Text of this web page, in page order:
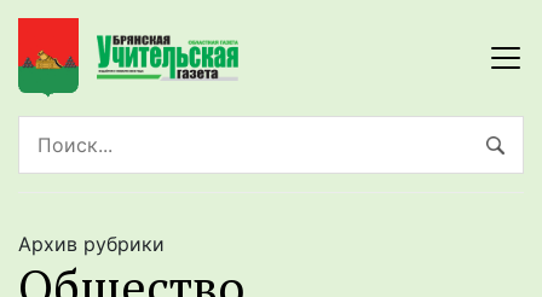
Архив рубрики